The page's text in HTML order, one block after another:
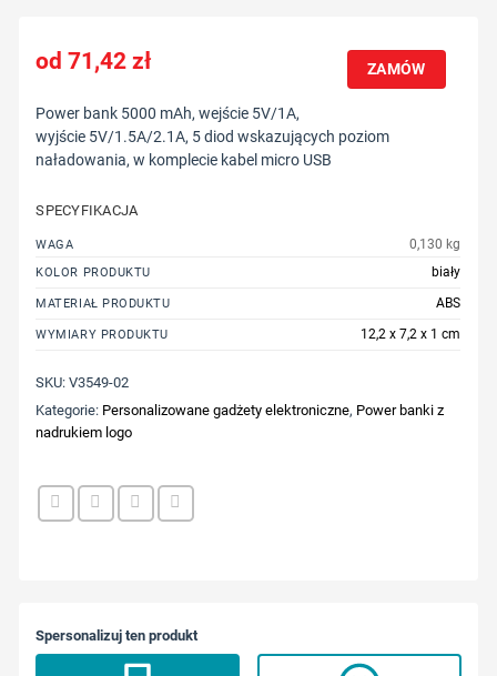
71,42zł ZAMÓW
Power bank 5000 mAh, wejście 5V/1A,
wyjście 5V/1.5A/2.1A, 5 diod wskazujących poziom
naładowania, w komplecie kabel micro USB
SPECYFIKACJA
WAGA 0,130 kg
KOLOR PRODUKTU biały
MATERIAŁ PRODUKTU ABS
WYMIARY PRODUKTU 12,2 x 7,2 x 1 cm
SKU:V3549-02
Kategorie: Personalizowane gadżety elektroniczne, Power banki z
nadrukiem logo
Spersonalizuj ten produkt